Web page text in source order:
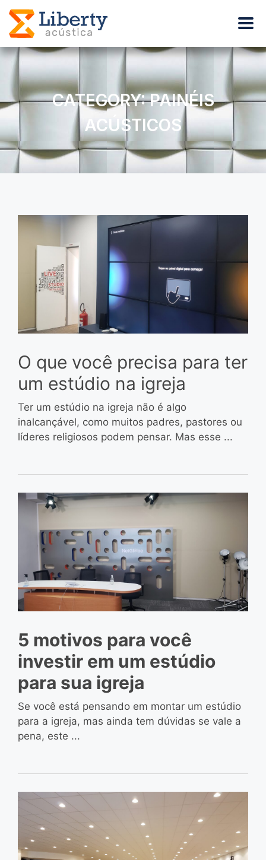
CATEGORY: PAINÉIS
ACÚSTICOS
O que você precisa para ter
um estúdio na igreja
Ter um estúdio na igreja não é algo
inalcançável, como muitos padres, pastores ou
líderes religiosos podem pensar. Mas esse ...
5 motivos para você
investir em um estúdio
para sua igreja
Se você está pensando em montar um estúdio
para a igreja, mas ainda tem dúvidas se vale a
pena, este ...